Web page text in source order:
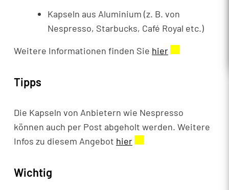
Kapseln aus Aluminium (z. B. von
Nespresso, Starbucks, Café Royal etc.)
Weitere Informationen finden Sie hier
Tipps
Die Kapseln von Anbietern wie Nespresso
können auch per Post abgeholt werden. Weitere
Infos zu diesem Angebot hier
Wichtig